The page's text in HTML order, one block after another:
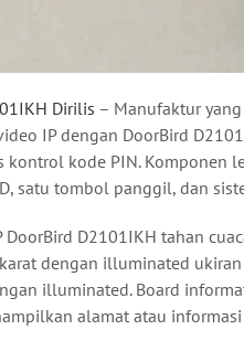
Dirilis – Manufaktur
IP dengan DoorBird
kontrol kode PIN. Komponen
satu tombol panggil, dan
D2101IKH tahan
dengan illuminated
illuminated. Board
alamat atau